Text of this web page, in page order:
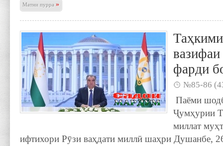
Матни пурра»
фарди
№85-86
Паёми
Ҷумҳурии
миллат
ифтихори Рӯзи ваҳдати миллӣ шаҳри Душанбе,